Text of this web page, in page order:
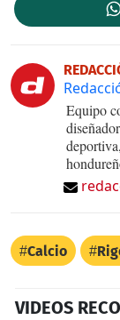
Equipo
Calcio
VIDEOS